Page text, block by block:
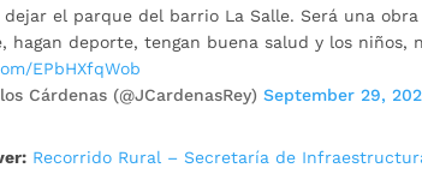
dejar el parque del barrio La Salle. Será una
hagan deporte, tengan buena salud y los niños,
EPbHXfqWob
Cárdenas (@JCardenasRey)September 29,
Recorrido Rural – Secretaría de